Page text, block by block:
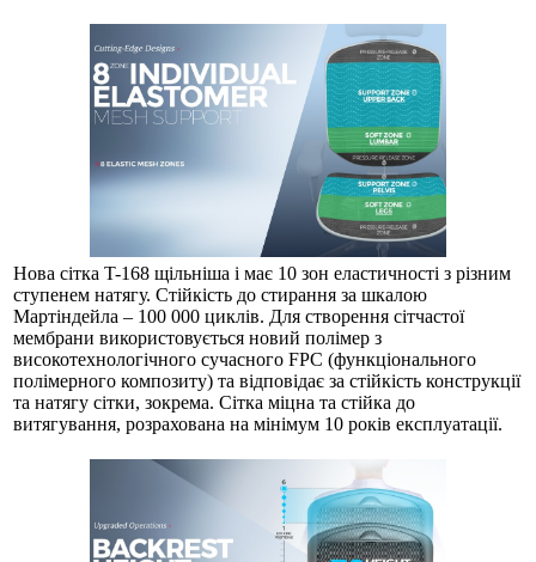
Нова сітка T-168 щільніша і має 10 зон еластичності з різним
ступенем натягу. Стійкість до стирання за шкалою
Мартіндейла – 100 000 циклів. Для створення сітчастої
мембрани використовується новий полімер з
високотехнологічного сучасного FPC (функціонального
полімерного композиту) та відповідає за стійкість конструкції
та натягу сітки, зокрема. Сітка міцна та стійка до
витягування, розрахована на мінімум 10 років експлуатації.